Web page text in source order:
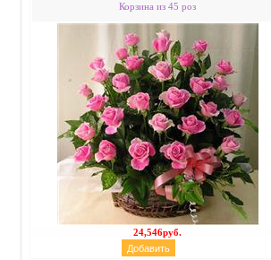
Корзина из 45 роз
24,546руб.